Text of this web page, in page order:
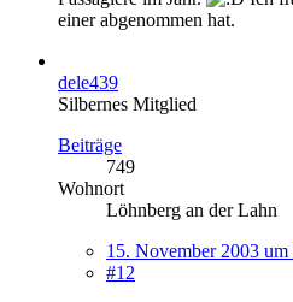
einer abgenommen hat.
dele439
Silbernes Mitglied
Beiträge
749
Wohnort
Löhnberg an der Lahn
15. November 2003 um
#12